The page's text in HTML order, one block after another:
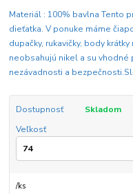
Materiál : 100% bavlna Tento
dieťatka. V ponuke máme
dupačky, rukavičky, body
neobsahujú nikel a su vhodné
nezávadnosti a
Dostupnosť
Skladom
Veľkosť
/ks